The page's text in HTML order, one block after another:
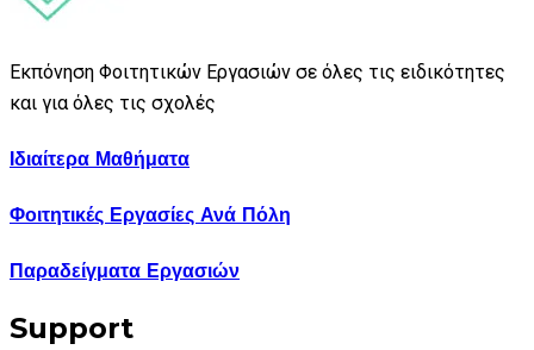
Εκπόνηση Φοιτητικών Εργασιών σε όλες τις ειδικότητες
και για όλες τις σχολές
Ιδιαίτερα Μαθήματα
Φοιτητικές Εργασίες Ανά Πόλη
Παραδείγματα Εργασιών
Support